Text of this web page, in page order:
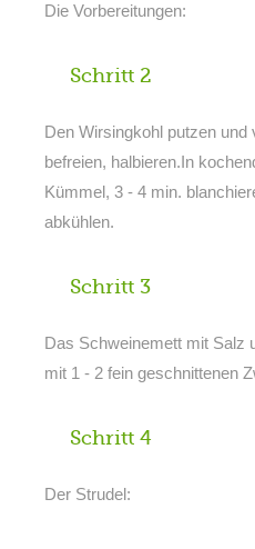
Die Vorbereitungen:
Schritt 2
Den Wirsingkohl putzen und
befreien, halbieren.In
Kümmel, 3 - 4 min.
abkühlen.
Schritt 3
Das Schweinemett mit Salz
mit 1 - 2 fein geschnittenen
Schritt 4
Der Strudel: